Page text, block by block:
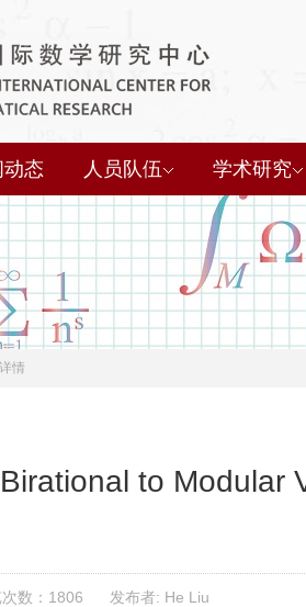
动态 人员队伍 学术研究
详情
to Modular
数：1806 发布者: He Liu